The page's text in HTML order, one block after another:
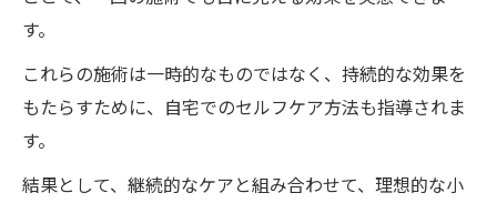
す。
これらの施術は一時的なものではなく、持続的な効果を
もたらすために、自宅でのセルフケア方法も指導されま
す。
結果として、継続的なケアと組み合わせて、理想的な小